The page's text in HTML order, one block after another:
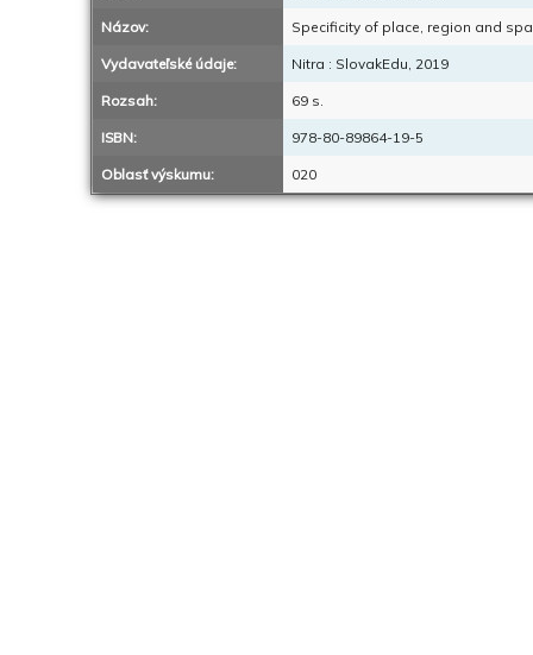
Názov: Specificity of place, region and
Vydavateľské údaje: Nitra : SlovakEdu, 2019
Rozsah: 69 s.
ISBN: 978-80-89864-19-5
Oblasť výskumu: 020